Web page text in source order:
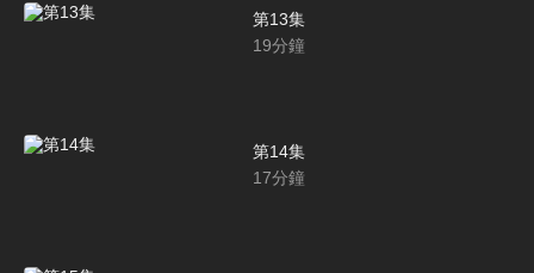
第13集
19分鐘
第14集
17分鐘